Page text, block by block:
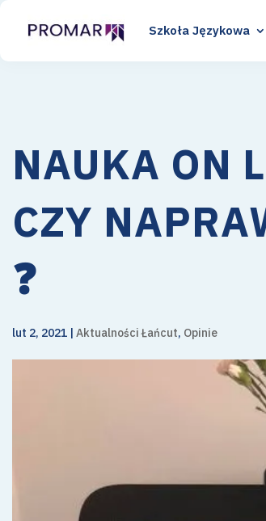
Szkoła Językowa
NAUKA ON
CZY
❓
lut 2, 2021 | Aktualności Łańcut, Opinie